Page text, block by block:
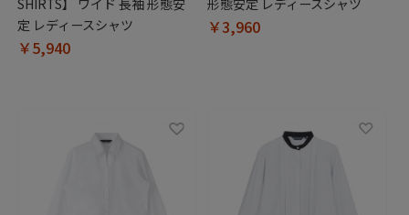
SHIRTS】 ワイド 長袖 形態安
定 レディースシャツ
￥5,940
形態安定 レディースシャツ
￥3,960